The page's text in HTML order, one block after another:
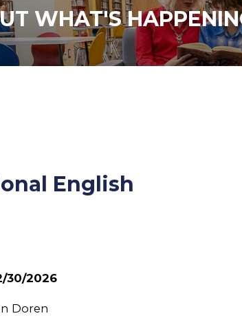
WHAT'S
English
30/2026
Doren